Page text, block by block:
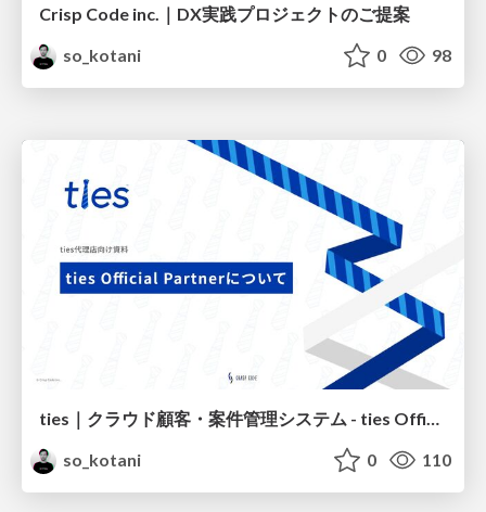
Crisp Code inc.｜DX実践プロジェクトのご提案
so_kotani
0 98
so_kotani
0 110